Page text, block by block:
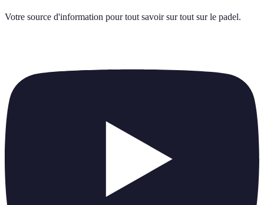
Votre source d'information pour tout savoir sur tout sur le padel.